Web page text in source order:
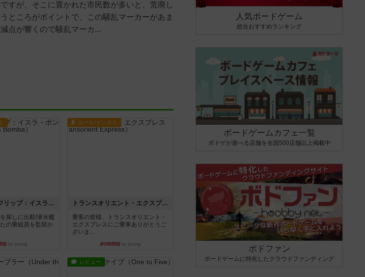
すが、そこに置かれた市民数が多いと、荒廃し
ところがポイントで、この騒乱マーカーがあま
点が響くので騒乱マーカ...
キャプテン・フリップ：イスラ・ボンバ
探しに出航!潜水艦
の乗組員を監獄か
前 by jurong
ルール/インスト
トランスオリエント・エクスプレス
乗客の皆様、トランスオリエント・
エクスプレスにご乗車ありがとうご
ざいま...
約5時間前 by jurong
レビュー
人気ボードゲーム
総合おすすめランキング
ボードゲームカフェ一覧
ボドゲが遊べる店舗を全国500店舗以上掲載中
ボドファン
ボードゲームに特化したクラウドファンディング